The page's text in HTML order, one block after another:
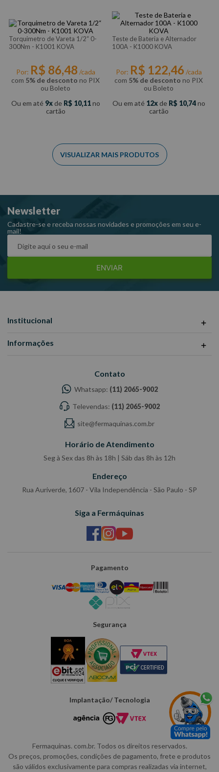
Torquimetro de Vareta 1/2“ 0-
300Nm - K1001 KOVA
Por: R$ 86,48 /cada
com 5% de desconto no PIX
ou Boleto
Ou em até 9 de R$ 10,11no
cartão
Teste de Bateria e Alternador
100A - K1000 KOVA
Por: R$ 122,46 /cada
com 5% de desconto no PIX
ou Boleto
Ou em até 12 de R$ 10,74no
cartão
Newsletter
Cadastre-se e receba nossas novidades e promoções em seu e-
mail!
ENVIAR
Institucional
Informações
Contato
Whatsapp: (11) 2065-9002
Televendas: (11) 2065-9002
site@fermaquinas.com.br
Horário de Atendimento
Seg à Sex das 8h às 18h | Sáb das 8h às 12h
Endereço
Rua Auriverde, 1607 - Vila Independência - São Paulo - SP
Siga a Fermáquinas
Pagamento
Segurança
Implantação/ Tecnologia
Fermaquinas. com.br. Todos os direitos reservados.
Os preços, promoções, condições de pagamento, frete e produtos
são válidos exclusivamente para compras realizadas via internet,